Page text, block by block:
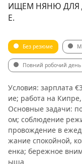
ИЩЕМ НЯНЮ ДЛЯ
Е.
Без резюме
Повний робочий день
Условия: зарплата
ие; работа на
Основные задачи:
ом; соблюдение
провождение в
жание спокойной,
енка; бережное
ыша